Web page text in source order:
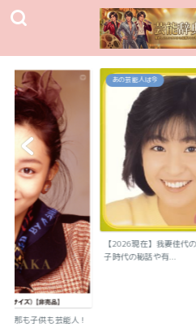
旦那も子供も芸能人！
あの芸能人は今
【2026現在】我妻佳代
子時代の秘話や有...